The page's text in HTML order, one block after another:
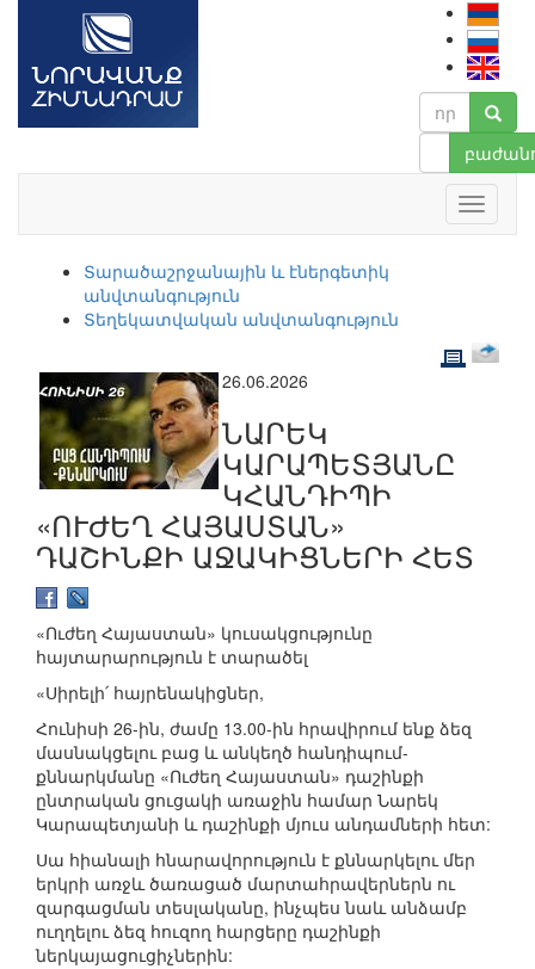
Տարածաշրջանային և էներգետիկ
անվտանգություն
Տեղեկատվական անվտանգություն
26.06.2026
ՆԱՐԵԿ
ԿԱՐԱՊԵՏՅԱՆԸ
ԿՀԱՆԴԻՊԻ
«ՈՒԺԵՂ ՀԱՅԱՍՏԱՆ»
ԴԱՇԻՆՔԻ ԱՋԱԿԻՑՆԵՐԻ ՀԵՏ
«Ուժեղ Հայաստան» կուսակցությունը
հայտարարություն է տարածել
«Սիրելի՛ հայրենակիցներ,
Հունիսի 26-ին, ժամը 13.00-ին հրավիրում ենք ձեզ
մասնակցելու բաց և անկեղծ հանդիպում-
քննարկմանը «Ուժեղ Հայաստան» դաշինքի
ընտրական ցուցակի առաջին համար Նարեկ
Կարապետյանի և դաշինքի մյուս անդամների հետ:
Սա հիանալի հնարավորություն է քննարկելու մեր
երկրի առջև ծառացած մարտահրավերներն ու
զարգացման տեսլականը, ինչպես նաև անձամբ
ուղղելու ձեզ հուզող հարցերը դաշինքի
ներկայացուցիչներին: